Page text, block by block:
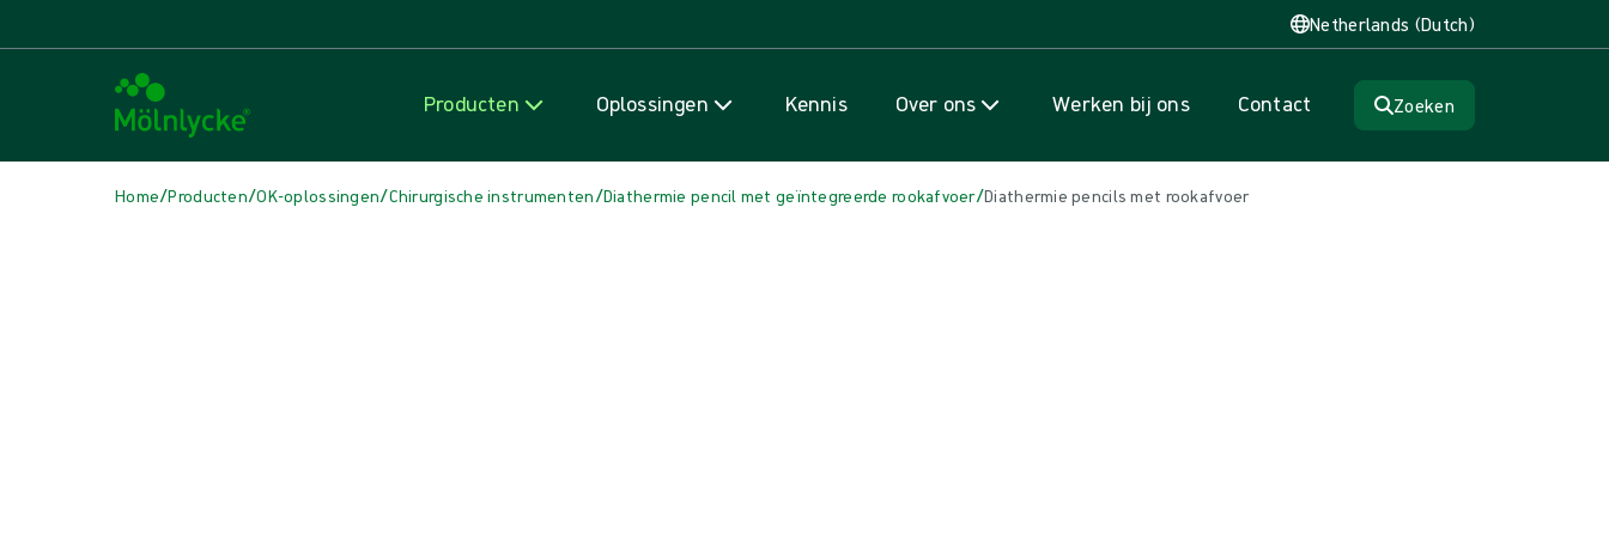
Netherlands (Dutch)
Producten Oplossingen Kennis Over ons Werken bij ons Contact Zoeken
Home/Producten/OK-oplossingen/Chirurgische instrumenten/Diathermie pencil met geïntegreerde rookafvoer/Diathermie pencils met rookafvoer